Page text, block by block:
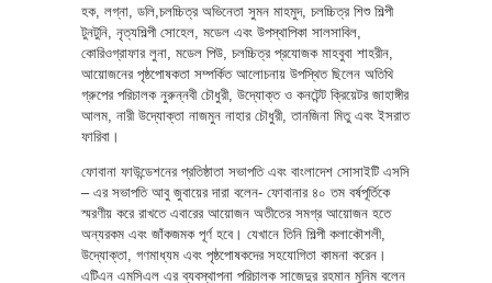
হক, লগ্না, ডলি,চলচ্চিত্র অভিনেতা সুমন মাহমুদ, চলচ্চিত্র শিশু শিল্পী
টুনটুনি, নৃত্যশিল্পী সোহেল, মডেল এবং উপস্থাপিকা সালসাবিল,
কোরিওগ্রাফার লুনা, মডেল পিউ, চলচ্চিত্র প্রযোজক মাহবুবা শাহরীন,
আয়োজনের পৃষ্ঠপোষকতা সম্পর্কিত আলোচনায় উপস্থিত ছিলেন অতিথি
গ্রুপের পরিচালক নুরুন্নবী চৌধুরী, উদ্যোক্ত ও কনটেন্ট ক্রিয়েটর জাহাঙ্গীর
আলম, নারী উদ্যোক্তা নাজমুন নাহার চৌধুরী, তানজিনা মিতু এবং ইসরাত
ফারিবা।
ফোবানা ফাউন্ডেশনের প্রতিষ্ঠাতা সভাপতি এবং বাংলাদেশ সোসাইটি এসসি
– এর সভাপতি আবু জুবায়ের দারা বলেন- ফোবানার ৪০ তম বর্ষপূর্তিকে
স্মরণীয় করে রাখতে এবারের আয়োজন অতীতের সমগ্র আয়োজন হতে
অন্যরকম এবং জাঁকজমক পূর্ণ হবে। যেখানে তিনি শিল্পী কলাকৌশলী,
উদ্যোক্তা, গণমাধ্যম এবং পৃষ্ঠপোষকদের সহযোগিতা কামনা করেন।
এটিএন এমসিএল এর ব্যবস্থাপনা পরিচালক সাজেদুর রহমান মুনিম বলেন